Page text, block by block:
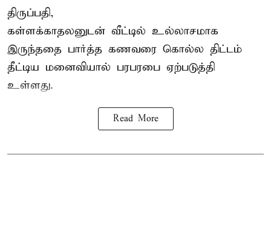
திருப்பதி,
கள்ளக்காதலனுடன் வீட்டில் உல்லாசமாக
இருந்ததை பார்த்த கணவரை கொல்ல திட்டம்
தீட்டிய மனைவியால் பரபரபை ஏற்படுத்தி
உள்ளது.
Read More